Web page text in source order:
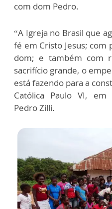
com dom Pedro.
“A Igreja no Brasil que
fé em Cristo Jesus; com
dom; e também com
sacrifício grande, o
está fazendo para a
Católica Paulo VI, em
Pedro Zilli.